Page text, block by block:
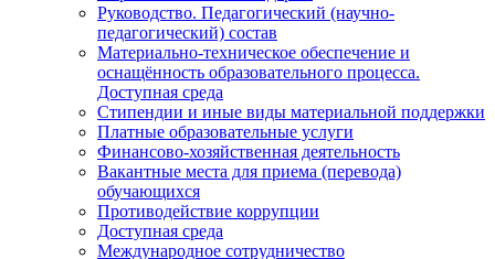
Руководство. Педагогический (научно-
педагогический) состав
Материально-техническое обеспечение и
оснащённость образовательного процесса.
Доступная среда
Стипендии и иные виды материальной поддержки
Платные образовательные услуги
Финансово-хозяйственная деятельность
Вакантные места для приема (перевода)
обучающихся
Противодействие коррупции
Доступная среда
Международное сотрудничество